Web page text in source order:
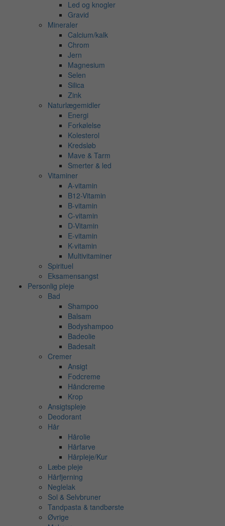
Led og knogler
Gravid
Mineraler
Calcium/kalk
Chrom
Jern
Magnesium
Selen
Silica
Zink
Naturlægemidler
Energi
Forkølelse
Kolesterol
Kredsløb
Mave & Tarm
Smerter & led
Vitaminer
A-vitamin
B12-Vitamin
B-vitamin
C-vitamin
D-Vitamin
E-vitamin
K-vitamin
Multivitaminer
Spirituel
Eksamensangst
Personlig pleje
Bad
Shampoo
Balsam
Bodyshampoo
Badeolie
Badesalt
Cremer
Ansigt
Fodcreme
Håndcreme
Krop
Ansigtspleje
Deodorant
Hår
Hårolie
Hårfarve
Hårpleje/Kur
Læbe pleje
Hårfjerning
Neglelak
Sol & Selvbruner
Tandpasta & tandbørste
Øvrige